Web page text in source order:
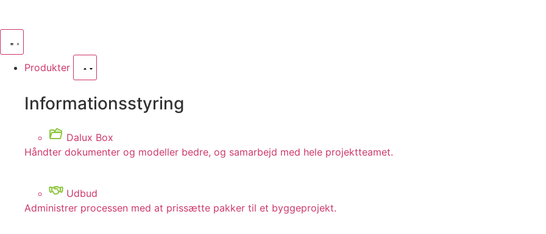
Produkter
Informationsstyring
Dalux Box
Håndter dokumenter og modeller bedre, og samarbejd med hele projektteamet.
Udbud
Administrer processen med at prissætte pakker til et byggeprojekt.